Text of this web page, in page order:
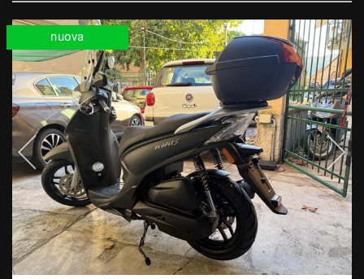
nuova